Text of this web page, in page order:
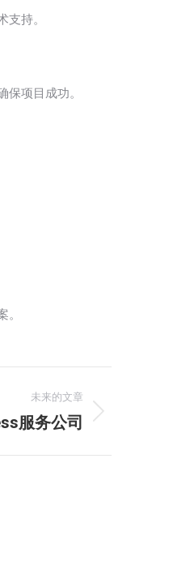
持。
项目成功。
未来的文章
服务公司